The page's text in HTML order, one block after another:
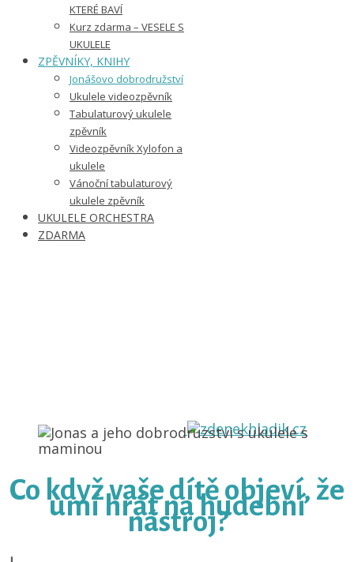
KTERÉ BAVÍ
Kurz zdarma – VESELE S
UKULELE
ZPĚVNÍKY, KNIHY
Jonášovo dobrodružství
Ukulele videozpěvník
Tabulaturový ukulele
zpěvník
Videozpěvník Xylofon a
ukulele
Vánoční tabulaturový
ukulele zpěvník
UKULELE ORCHESTRA
ZDARMA
Co když vaše dítě objeví, že
umí hrát na hudební
nástroj?